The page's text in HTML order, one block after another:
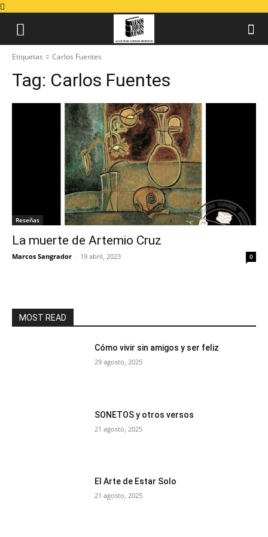
Etiquetas Carlos Fuentes
Tag: Carlos Fuentes
Reseñas
La muerte de Artemio Cruz
Marcos Sangrador - 19 abril, 2023 0
MOST READ
Cómo vivir sin amigos y ser feliz
29 agosto, 2025
SONETOS y otros versos
21 agosto, 2025
El Arte de Estar Solo
21 agosto, 2025